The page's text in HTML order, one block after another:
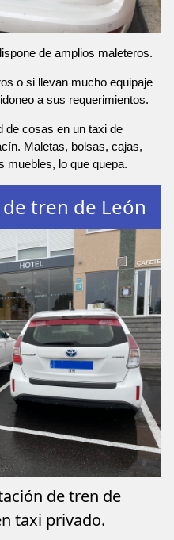
de amplios maleteros.
o si llevan mucho equipaje
a sus requerimientos.
de cosas en un taxi de
Maletas, bolsas, cajas,
muebles, lo que quepa.
tren de León
de tren de
taxi privado.